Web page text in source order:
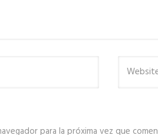
para la próxima vez que